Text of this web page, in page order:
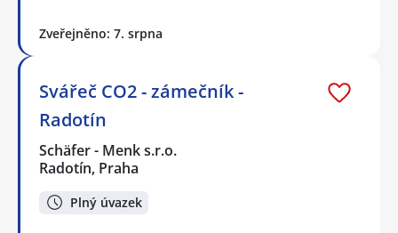
Zveřejněno: 7. srpna
Svářeč CO2 - zámečník -
Radotín
Schäfer - Menk s.r.o.
Radotín, Praha
Plný úvazek